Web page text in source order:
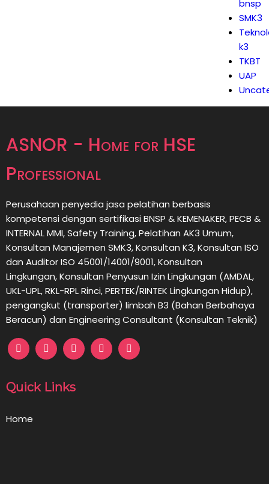
bnsp
SMK3
k3
TKBT
UAP
ASNOR - Home for HSE
Professional
Perusahaan penyedia jasa pelatihan berbasis
kompetensi dengan sertifikasi BNSP & KEMENAKER, PECB &
INTERNAL MMI, Safety Training, Pelatihan AK3 Umum,
Konsultan Manajemen SMK3, Konsultan K3, Konsultan ISO
dan Auditor ISO 45001/14001/9001,Konsultan
Lingkungan,Konsultan Penyusun Izin Lingkungan (AMDAL,
UKL-UPL, RKL-RPL Rinci, PERTEK/RINTEK Lingkungan Hidup),
pengangkut (transporter) limbah B3 (Bahan Berbahaya
Beracun) dan Engineering Consultant (Konsultan Teknik)
Quick Links
Home